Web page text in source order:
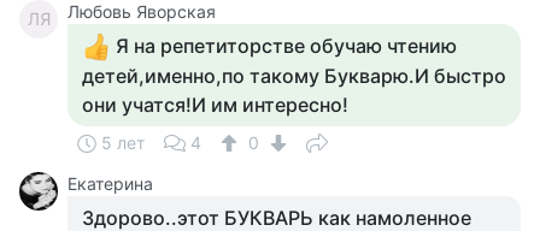
ЛЯ Любовь Яворская
Я на репетиторстве обучаю чтению
детей,именно,по такому Букварю.И быстро
они учатся!И им интересно!
5 лет 4
0
Екатерина
Здорово..этот БУКВАРЬ как намоленное